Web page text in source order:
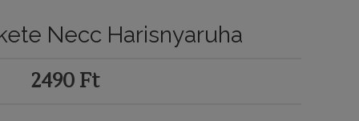
Necc Harisnyaruha
2490 Ft